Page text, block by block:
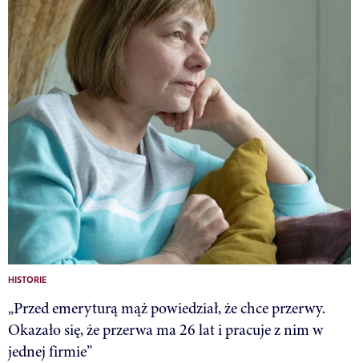
HISTORIE
„Przed emeryturą mąż powiedział, że chce przerwy.
Okazało się, że przerwa ma 26 lat i pracuje z nim w
jednej firmie”